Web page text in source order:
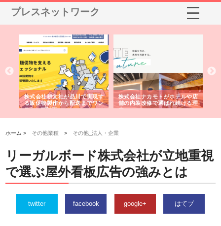
プレスネットワーク
株式会社耕文社が品川で実現す
る販促物製作から配送までワン
ストップ対応
株式会社ナカモトがホテルや店
舗の内装改修で選ばれ続ける理
由
ホーム > その他業種 > その他_法人・企業
リーガルボード株式会社が立地重視
で選ぶ屋外看板広告の強みとは
twitter facebook google+ はてブ